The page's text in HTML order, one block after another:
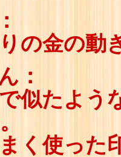
の金の動
：
似たよう
く使った